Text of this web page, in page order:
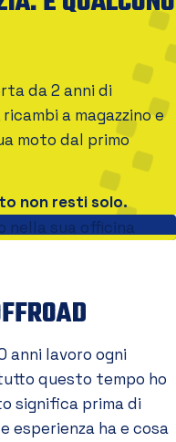
da 2 anni di
a magazzino e
moto dal primo
non resti solo.
anni lavoro ogni
questo tempo ho
significa prima di
esperienza ha e cosa